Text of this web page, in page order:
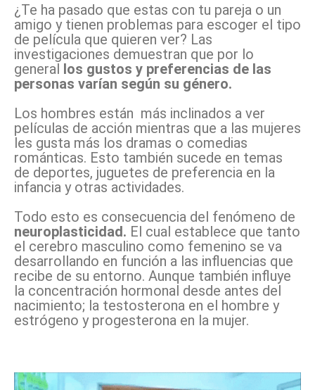
¿Te ha pasado que estas con tu pareja o un
amigo y tienen problemas para escoger el tipo
de película que quieren ver? Las
investigaciones demuestran que por lo
general los gustos y preferencias de las
personas varían según su género.
Los hombres están más inclinados a ver
películas de acción mientras que a las mujeres
les gusta más los dramas o comedias
románticas. Esto también sucede en temas
de deportes, juguetes de preferencia en la
infancia y otras actividades.
Todo esto es consecuencia del fenómeno de
neuroplasticidad. El cual establece que tanto
el cerebro masculino como femenino se va
desarrollando en función a las influencias que
recibe de su entorno. Aunque también influye
la concentración hormonal desde antes del
nacimiento; la testosterona en el hombre y
estrógeno y progesterona en la mujer.